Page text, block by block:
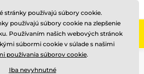
+421220255160
stránky používajú súbory cookie.
používajú súbory cookie na zlepšenie
Používaním našich webových stránok
súbormi cookie v súlade s našimi
používania súborov cookie.
Iba nevyhnutné